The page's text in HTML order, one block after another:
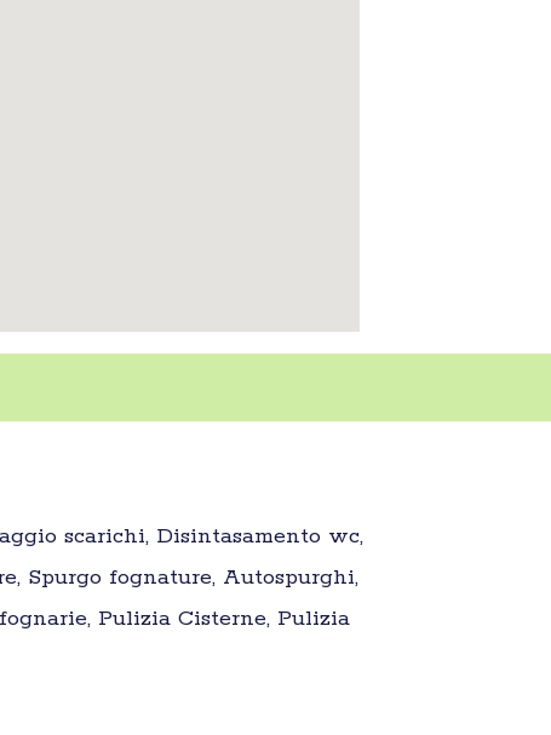
scarichi, Disintasamento wc,
Spurgo fognature, Autospurghi,
Pulizia Cisterne, Pulizia